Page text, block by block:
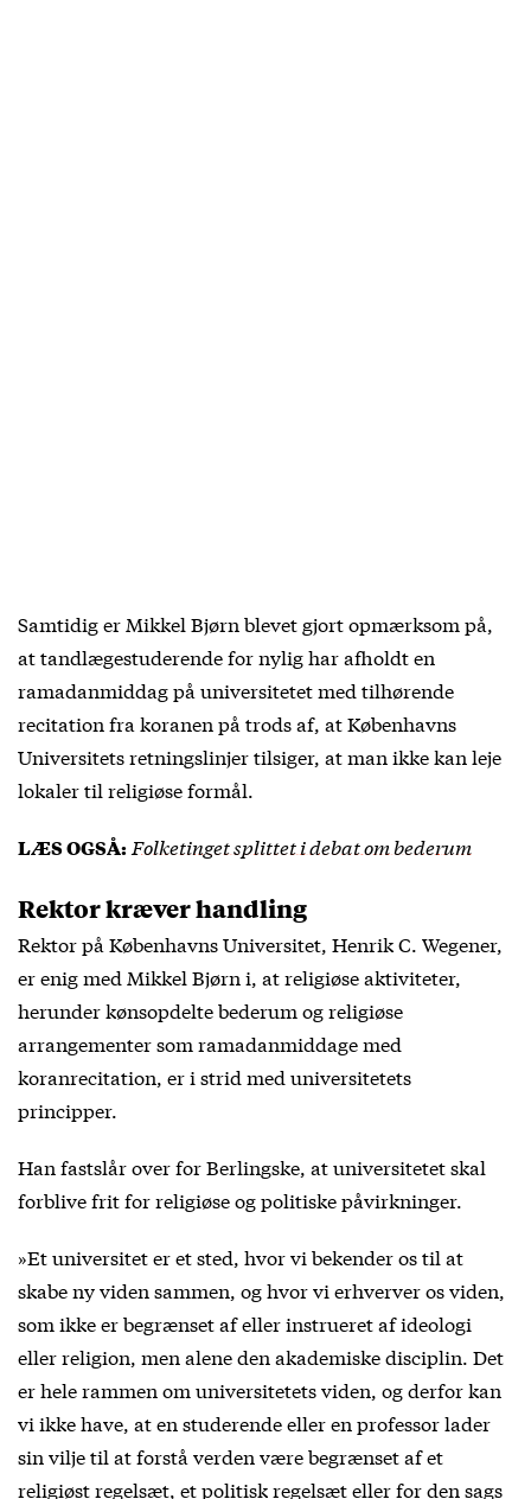
Samtidig er Mikkel Bjørn blevet gjort opmærksom på,
at tandlægestuderende for nylig har afholdt en
ramadanmiddag på universitetet med tilhørende
recitation fra koranen på trods af, at Københavns
Universitets retningslinjer tilsiger, at man ikke kan leje
lokaler til religiøse formål.
LÆS OGSÅ: Folketinget splittet i debat om bederum
Rektor kræver handling
Rektor på Københavns Universitet, Henrik C. Wegener,
er enig med Mikkel Bjørn i, at religiøse aktiviteter,
herunder kønsopdelte bederum og religiøse
arrangementer som ramadanmiddage med
koranrecitation, er i strid med universitetets
principper.
Han fastslår over for Berlingske, at universitetet skal
forblive frit for religiøse og politiske påvirkninger.
»Et universitet er et sted, hvor vi bekender os til at
skabe ny viden sammen, og hvor vi erhverver os viden,
som ikke er begrænset af eller instrueret af ideologi
eller religion, men alene den akademiske disciplin. Det
er hele rammen om universitetets viden, og derfor kan
vi ikke have, at en studerende eller en professor lader
sin vilje til at forstå verden være begrænset af et
religiøst regelsæt, et politisk regelsæt eller for den sags